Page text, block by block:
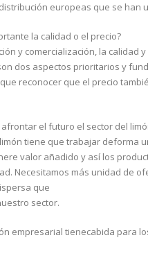
europeas que se han
la calidad o el precio?
y comercialización, la calidad
dos aspectos prioritarios y
reconocer que el precio
afrontar el futuro el sector del
tiene que trabajar deforma
valor añadido y así los
Necesitamos más unidad de
que
sector.
empresarial tienecabida para